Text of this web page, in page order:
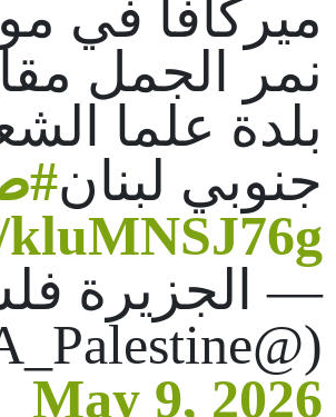
ميركافا في
نمر الجمل
بلدة علما
جنوبي لبنان
— الجزيرة
(@AJA_Palestine)
May 9, 2026